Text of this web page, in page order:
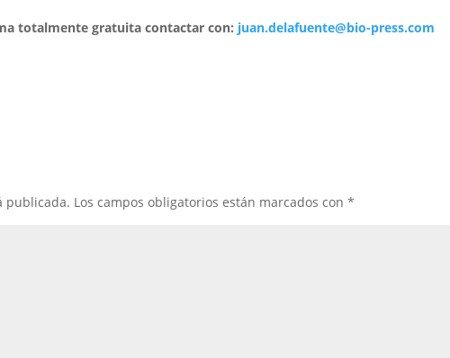
totalmente gratuita contactar con: juan.delafuente@bio-press.com
publicada. Los campos obligatorios están marcados con*